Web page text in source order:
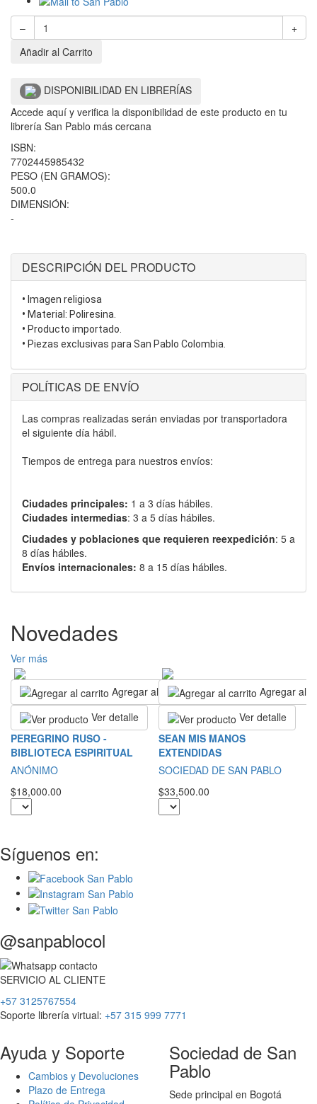
–
+
Añadir al Carrito
DISPONIBILIDAD EN LIBRERÍAS
Accede aquí y verifica la disponibilidad de este producto en tu
librería San Pablo más cercana
ISBN:
7702445985432
PESO (EN GRAMOS):
500.0
DIMENSIÓN:
-
DESCRIPCIÓN DEL PRODUCTO
• Imagen religiosa
• Material: Poliresina.
• Producto importado.
• Piezas exclusivas para San Pablo Colombia.
POLÍTICAS DE ENVÍO
Las compras realizadas serán enviadas por transportadora
el siguiente día hábil.
Tiempos de entrega para nuestros envíos:
Ciudades principales: 1 a 3 días hábiles.
Ciudades intermedias: 3 a 5 días hábiles.
Ciudades y poblaciones que requieren reexpedición: 5 a
8 días hábiles.
Envíos internacionales: 8 a 15 días hábiles.
Novedades
Ver más
Agregar al carrito
Ver detalle
PEREGRINO RUSO -
BIBLIOTECA ESPIRITUAL
ANÓNIMO
$18,000.00
Agregar al
Ver detalle
SEAN MIS MANOS
EXTENDIDAS
SOCIEDAD DE SAN PABLO
$33,500.00
Síguenos en:
@sanpablocol
SERVICIO AL CLIENTE
+57 3125767554
Soporte librería virtual: +57 315 999 7771
Ayuda y Soporte
Cambios y Devoluciones
Plazo de Entrega
Sociedad de San
Pablo
Sede principal en Bogotá